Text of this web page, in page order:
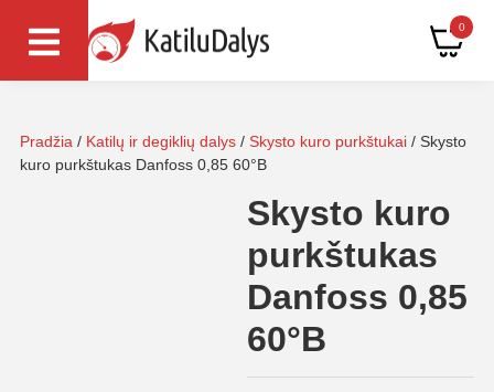
0
Pradžia / Katilų ir degiklių dalys / Skysto kuro purkštukai / Skysto
kuro purkštukas Danfoss 0,85 60°B
Skysto kuro
purkštukas
Danfoss 0,85
60°B